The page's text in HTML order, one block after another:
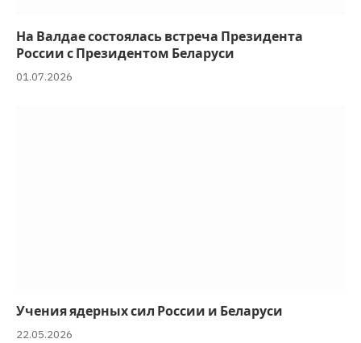
На Валдае состоялась встреча Президента
России с Президентом Беларуси
01.07.2026
Учения ядерных сил России и Беларуси
22.05.2026